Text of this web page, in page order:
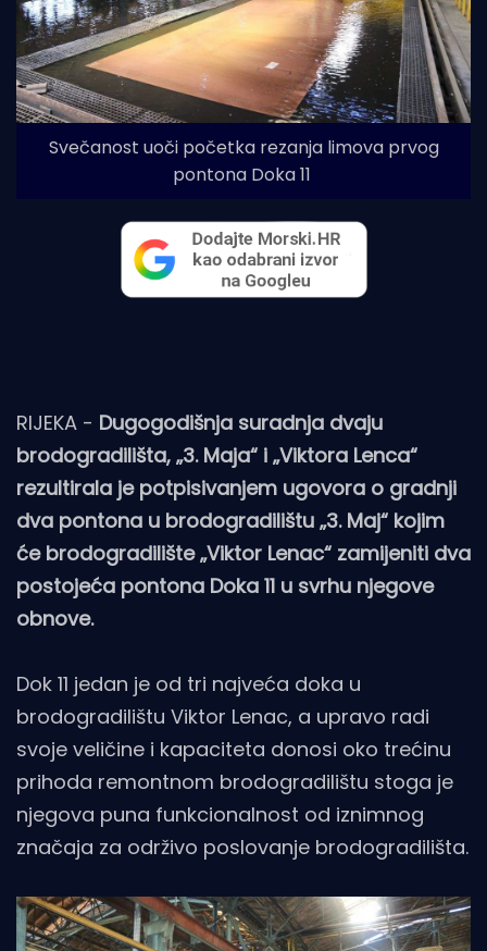
Svečanost uoči početka rezanja limova prvog
pontona Doka 11
RIJEKA - Dugogodišnja suradnja dvaju
brodogradilišta, „3. Maja“ i „Viktora Lenca“
rezultirala je potpisivanjem ugovora o gradnji
dva pontona u brodogradilištu „3. Maj“ kojim
će brodogradilište „Viktor Lenac“ zamijeniti dva
postojeća pontona Doka 11 u svrhu njegove
obnove.
Dok 11 jedan je od tri najveća doka u
brodogradilištu Viktor Lenac, a upravo radi
svoje veličine i kapaciteta donosi oko trećinu
prihoda remontnom brodogradilištu stoga je
njegova puna funkcionalnost od iznimnog
značaja za održivo poslovanje brodogradilišta.